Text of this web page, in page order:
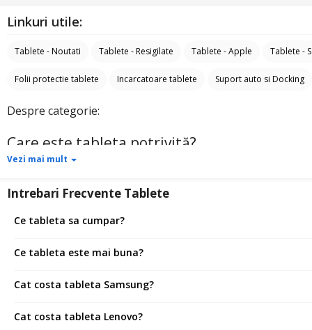
Linkuri utile:
Tablete - Noutati Tablete - Resigilate Tablete - Apple Tablete -
Folii protectie tablete Incarcatoare tablete Suport auto si Docking
Despre categorie:
Care este tableta potrivită?
Daca nu ai nevoie de laptop, dar vrei sa folosesti un dispozitiv cu un
Găsirea tabletei potrivite de care aveți cu adevărat nevoie este cu siguranță
Dacă căutăm muncă, călătorii și negocieri, merită să ne gândim la un
Vezi mai mult
Vezi mai mult
Intrebari Frecvente Tablete
Ce tableta sa cumpar?
Ce tableta este mai buna?
Cat costa tableta Samsung?
Cat costa tableta Lenovo?